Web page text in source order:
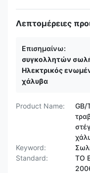
Λεπτομέρειες
Επισημαίνω:
συγκολλητών
Ηλεκτρικός
χάλυβα
Product Name:
GB/
Keyword:
Standard:
ΤΟ